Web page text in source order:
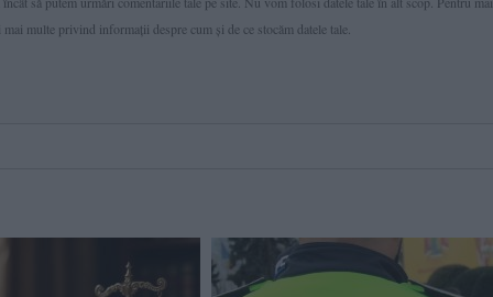
multe privind informaţii despre cum și de ce stocăm datele tale.